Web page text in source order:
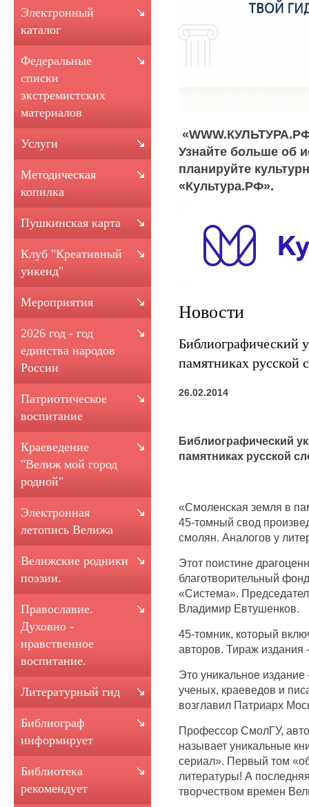
Узнайте больше об
планируйте
«Культура.РФ».
Новости
Библиографический
памятниках русской
26.02.2014
Библиографический
памятниках русской
«Смоленская земля в
45-томный свод
смолян. Аналогов у
Этот поистине
благотворительный
«Система».
Владимир Евтушенков.
45-томник, который
авторов. Тираж издания
Это уникальное издание
ученых, краеведов и
возглавил Патриарх
Профессор СмолГУ,
называет уникальные
сериал». Первый том
литературы! А
творчеством времен
Электронный
каталог
Федеральные
списки
экстремистских
материалов
Услуги
Методическая
копилка
Пушкинская карта
Клуб "Креативный
уикенд"
Мероприятия
2026 год - год
единства народов
России
Патриотическое
воспитание
Краеведение
"Велиж мой город
родной"
Электронная
летопись Велижа
Велижские родники
поэзии.
Православие.
Духовно -
нравственное
воспитание.
Литературный гид
Библиограф
информирует
Библиотека
рекомендует